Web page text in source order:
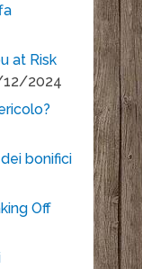
at Risk
2024
bonifici
Off